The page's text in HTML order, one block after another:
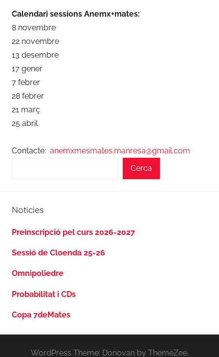
Calendari sessions Anemx+mates:
8 novembre
22 novembre
13 desembre
17 gener
7 febrer
28 febrer
21 març
25 abril
Contacte: anemxmesmates.manresa@gmail.com
Cerca
Noticies
Preinscripció pel curs 2026-2027
Sessió de Cloenda 25-26
Omnipoliedre
Probabilitat i CDs
Copa 7deMates
WordPress Theme: Donovan by ThemeZee.